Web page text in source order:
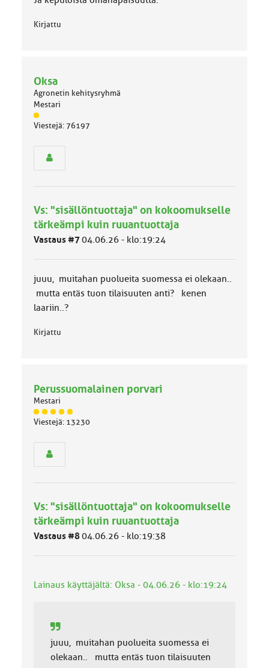
Kirjattu
Oksa
Agronetin kehitysryhmä
Mestari
J
ä
m
ä
u
k
a
Viestejä: 76197
Vs: "sisällöntuottaja" on kokoomukselle
tärkeämpi kuin ruuantuottaja
Vastaus #704.06.26 - klo:19:24
juuu, muitahan puolueita suomessa ei olekaan..
mutta entäs tuon tilaisuuten anti? kenen
laariin..?
Kirjattu
Perussuomalainen porvari
Mestari
J
ä
m
ä
u
a
Viestejä: 13230
Vs: "sisällöntuottaja" on kokoomukselle
tärkeämpi kuin ruuantuottaja
Vastaus #804.06.26 - klo:19:38
Lainaus käyttäjältä: Oksa - 04.06.26 - klo:19:24
juuu, muitahan puolueita suomessa ei
olekaan.. mutta entäs tuon tilaisuuten